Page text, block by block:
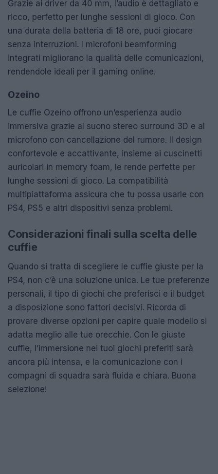
Grazie ai driver da 40 mm, l’audio è dettagliato e
ricco, perfetto per lunghe sessioni di gioco. Con
una durata della batteria di 18 ore, puoi giocare
senza interruzioni. I microfoni beamforming
integrati migliorano la qualità delle comunicazioni,
rendendole ideali per il gaming online.
Ozeino
Le cuffie Ozeino offrono un’esperienza audio
immersiva grazie al suono stereo surround 3D e al
microfono con cancellazione del rumore. Il design
confortevole e accattivante, insieme ai cuscinetti
auricolari in memory foam, le rende perfette per
lunghe sessioni di gioco. La compatibilità
multipiattaforma assicura che tu possa usarle con
PS4, PS5 e altri dispositivi senza problemi.
Considerazioni finali sulla scelta delle
cuffie
Quando si tratta di scegliere le cuffie giuste per la
PS4, non c’è una soluzione unica. Le tue preferenze
personali, il tipo di giochi che preferisci e il budget
a disposizione sono fattori decisivi. Ricorda di
provare diverse opzioni per capire quale modello si
adatta meglio alle tue orecchie. Con le giuste
cuffie, l’immersione nei tuoi giochi preferiti sarà
ancora più intensa, e la comunicazione con i
compagni di squadra sarà fluida e chiara. Buona
selezione!